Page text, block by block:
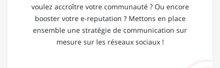
voulez accroître votre communauté ? Ou encore
booster votre e-reputation ? Mettons en place
ensemble une stratégie de communication sur
mesure sur les réseaux sociaux !